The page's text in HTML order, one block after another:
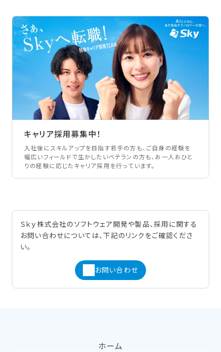
キャリア採用募集中！
入社後にスキルアップを目指す若手の方も、ご自身の経験を
幅広いフィールドで生かしたいベテランの方も、お一人おひと
りの経験に応じたキャリア採用を行っています。
Ｓｋｙ株式会社のソフトウェア開発や製品、採用に関する
お問い合わせについては、下記のリンクをご確認くださ
い。
お問い合わせ
ホーム